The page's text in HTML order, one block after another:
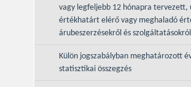
vagy legfeljebb 12 hónapra tervezett,
értékhatárt elérő vagy meghaladó
árubeszerzésekről és szolgáltatásokról
Külön jogszabályban meghatározott
statisztikai összegzés